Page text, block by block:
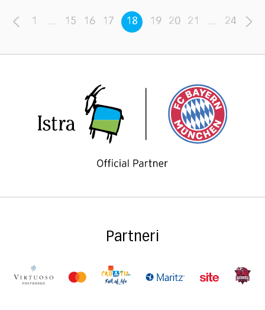
1 ... 15 16 17 18 19 20 21 ... 24
Partneri